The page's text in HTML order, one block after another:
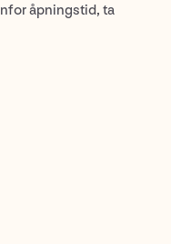
åpningstid, ta